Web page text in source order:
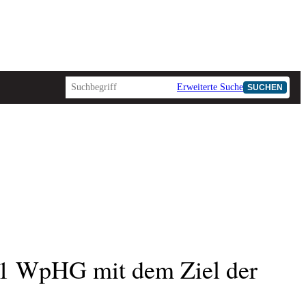
Erweiterte Suche SUCHEN
WpHG mit dem Ziel der